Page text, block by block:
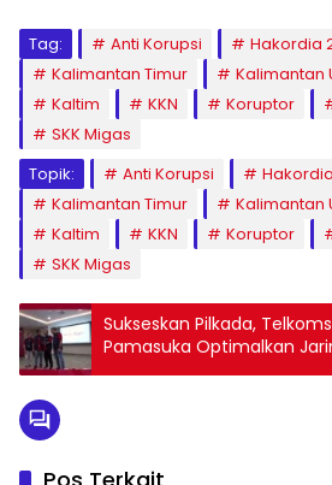
Tag: Anti Korupsi
Hakordia
Kalimantan Timur
Kalimantan
Kaltim
KKN Koruptor
SKK Migas
Topik:
Anti Korupsi
Kalimantan Timur
Kalimantan
Kaltim
KKN Koruptor
SKK Migas
Sukseskan Pilkada,
Pamasuka Optimalkan
Telekomunikasi